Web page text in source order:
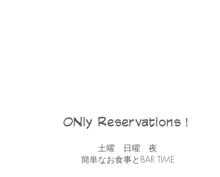
ONly Reservations！
土曜 日曜 夜
簡単なお食事とBAR TIME